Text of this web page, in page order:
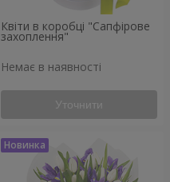
Квіти в коробці "Сапфірове
захоплення"
Немає в наявності
Уточнити